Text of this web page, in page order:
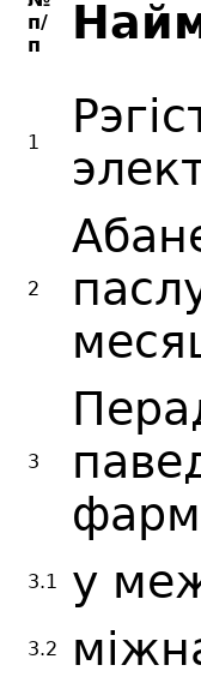
п/
п
1
2
3
3.1 у
3.2